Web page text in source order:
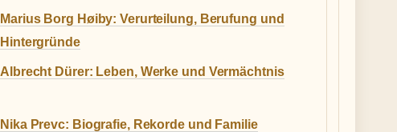
Marius Borg Høiby: Verurteilung, Berufung und
Hintergründe
Albrecht Dürer: Leben, Werke und Vermächtnis
Nika Prevc: Biografie, Rekorde und Familie